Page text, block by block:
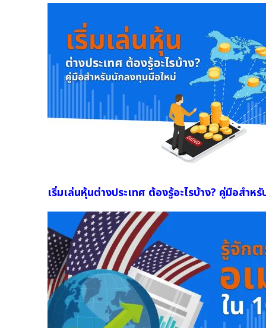
เริ่มเล่นหุ้นต่างประเทศ ต้องรู้อะไรบ้าง? คู่มือสำห